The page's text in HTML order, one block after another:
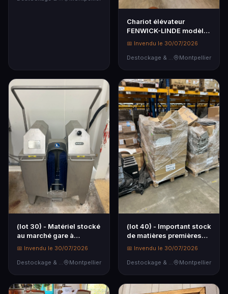
Chariot élévateur
FENWICK-LINDE modèle :
E30/600 H , série :
(Plus de batterie), sans
📅 Invendu le 30/07/2026
Montpellier
(lot 30) - Matériel stocké
au marché gare à
Montpellier : 1 lot
Chaudronnerie
📅 Invendu le 30/07/2026
Montpellier
(lot 40) - Important stock
de matières premières
pour la fabrication de
accessoires stockés à
📅 Invendu le 30/07/2026
Montpellier